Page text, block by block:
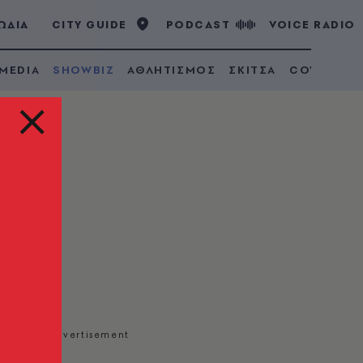
CITY GUIDE PODCAST VOICE RADIO
SHOWBIZ ΑΘΛΗΤΙΣΜΟΣ ΣΚΙΤΣΑ COVID 19